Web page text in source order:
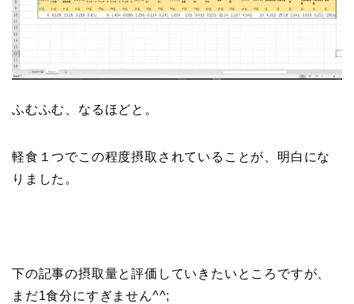
ふむふむ、なるほどと。
軽食１つでこの程度摂取されていることが、明白にな
りました。
下の記事の摂取量と評価していきたいところですが、
まだ1食分にすぎません^^;